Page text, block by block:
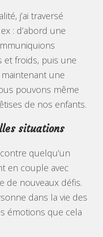
j’ai traversé
: d’abord une
et froids, puis une
une
pouvons même
de nos enfants.
situations
quelqu’un
en couple avec
de nouveaux défis.
dans la vie des
émotions que cela